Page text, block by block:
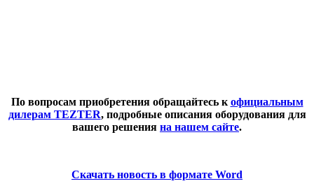
По вопросам приобретения обращайтесь к официальным
дилерам TEZTER, подробные описания оборудования для
вашего решения на нашем сайте.
Скачать новость в формате Word